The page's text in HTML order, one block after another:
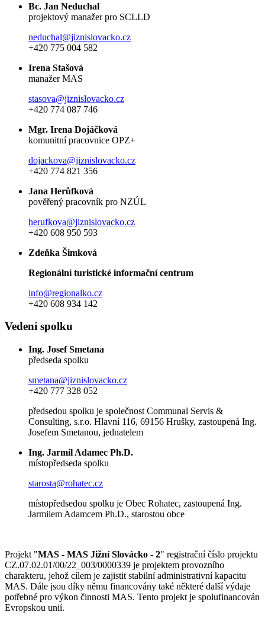
Bc. Jan Neduchal
projektový manažer pro SCLLD
neduchal@jiznislovacko.cz
+420 775 004 582
Irena Stašová
manažer MAS
stasova@jiznislovacko.cz
+420 774 087 746
Mgr. Irena Dojáčková
komunitní pracovnice OPZ+
dojackova@jiznislovacko.cz
+420 774 821 356
Jana Herůfková
pověřený pracovník pro NZÚL
herufkova@jiznislovacko.cz
+420 608 950 593
Zdeňka Šimková
Regionální turistické informační centrum
info@regionalko.cz
+420 608 934 142
Vedení spolku
Ing. Josef Smetana
předseda spolku
smetana@jiznislovacko.cz
+420 777 328 052
předsedou spolku je společnost Communal Servis &
Consulting, s.r.o. Hlavní 116, 69156 Hrušky, zastoupená Ing.
Josefem Smetanou, jednatelem
Ing. Jarmil Adamec Ph.D.
místopředseda spolku
starosta@rohatec.cz
místopředsedou spolku je Obec Rohatec, zastoupená Ing.
Jarmilem Adamcem Ph.D., starostou obce
Projekt "MAS - MAS Jižní Slovácko - 2" registrační číslo projektu
CZ.07.02.01/00/22_003/0000339 je projektem provozního
charakteru, jehož cílem je zajistit stabilní administrativní kapacitu
MAS. Dále jsou díky němu financovány také některé další výdaje
potřebné pro výkon činnosti MAS. Tento projekt je spolufinancován
Evropskou unií.